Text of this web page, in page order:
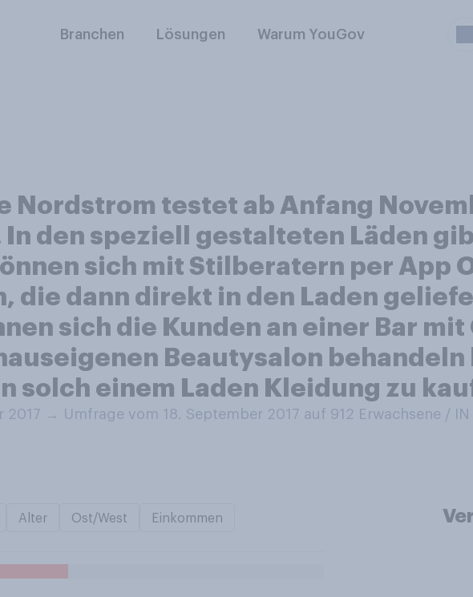
Branchen Lösungen Warum YouGov
Nordstrom testet ab Anfang
In den speziell gestalteten Läden
sich mit Stilberatern per App
die dann direkt in den Laden
sich die Kunden an einer Bar
Beautysalon behandeln
solch einem Laden Kleidung zu
2017 → Umfrage vom 18. September 2017 auf 912 Erwachsene / IN
Alter Ost/West Einkommen